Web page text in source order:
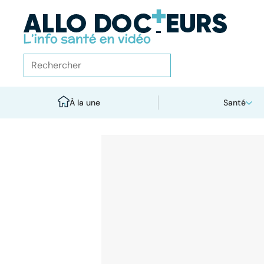
À la une Santé